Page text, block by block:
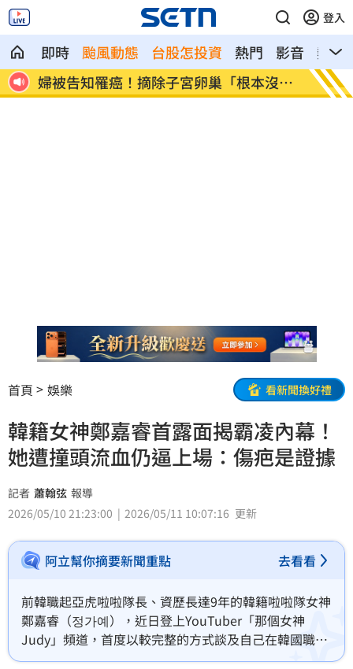
登入
即時 颱風動態 台股怎投資 熱門 影音
熱搜
俄 婦被告知罹癌！摘除子宮卵巢「根本沒
病」
颱風
首頁 娛樂 看新聞換好禮
韓籍女神鄭嘉睿首露面揭霸凌內幕！
她遭撞頭流血仍逼上場：傷疤是證據
記者 蕭翰弦 報導
2026/05/10 21:23:00
2026/05/11 10:07:16 更新
阿立幫你摘要新聞重點 去看看
前韓職起亞虎啦啦隊長、資歷長達9年的韓籍啦啦隊女神
鄭嘉睿（정가예），近日登上YouTuber「那個女神
Judy」頻道，首度以較完整的方式談及自己在韓國職場
遭霸凌、最終決定離開原隊的過程。同時她也在節目中